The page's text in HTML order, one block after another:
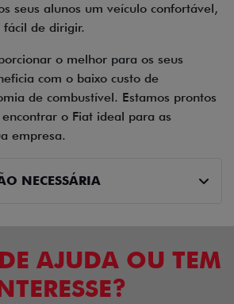
seus alunos um veículo confortável,
de dirigir.
o melhor para os seus
com o baixo custo de
de combustível. Estamos prontos
o Fiat ideal para as
empresa.
NECESSÁRIA
AJUDA OU TEM